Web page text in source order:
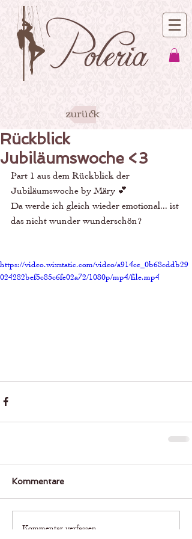
zurück
Rückblick
Jubiläumswoche <3
Part 1 aus dem Rückblick der
Jubiläumswoche by Märy 💕
Da werde ich gleich wieder emotional... ist
das nicht wunder wunderschön?
https://video.wixstatic.com/video/a914ce_0b68cddb29
024282bef5c85c6fe02a72/1080p/mp4/file.mp4
Kommentare
Kommentar verfassen...